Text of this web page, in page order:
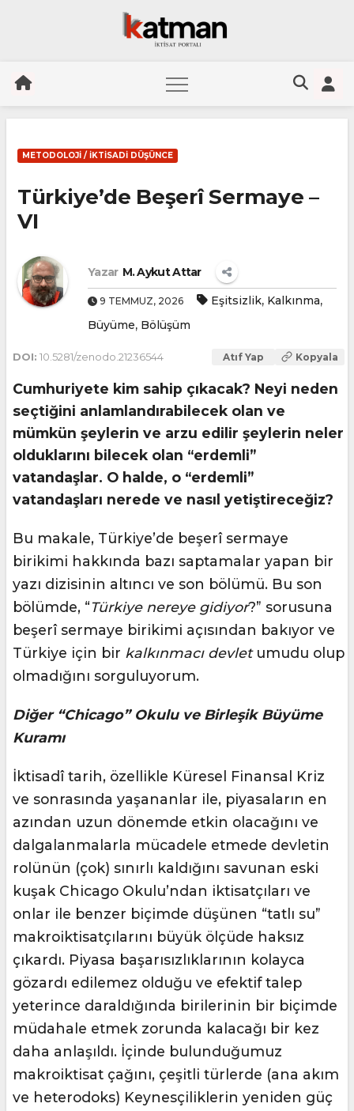
content
METODOLOJI / İKTISADI DÜŞÜNCE
Türkiye’de Beşerî Sermaye –
VI
Yazar M. Aykut Attar
9 TEMMUZ, 2026 Eşitsizlik, Kalkınma,
Büyüme, Bölüşüm
DOI: 10.5281/zenodo.21236544 Atıf Yap Kopyala
Cumhuriyete kim sahip çıkacak? Neyi neden
seçtiğini anlamlandırabilecek olan ve
mümkün şeylerin ve arzu edilir şeylerin neler
olduklarını bilecek olan “erdemli”
vatandaşlar. O halde, o “erdemli”
vatandaşları nerede ve nasıl yetiştireceğiz?
Bu makale, Türkiye’de beşerî sermaye
birikimi hakkında bazı saptamalar yapan bir
yazı dizisinin altıncı ve son bölümü. Bu son
bölümde, “Türkiye nereye gidiyor?” sorusuna
beşerî sermaye birikimi açısından bakıyor ve
Türkiye için bir kalkınmacı devletumudu olup
olmadığını sorguluyorum.
Diğer “Chicago” Okulu ve Birleşik Büyüme
Kuramı
İktisadî tarih, özellikle Küresel Finansal Kriz
ve sonrasında yaşananlar ile, piyasaların en
azından uzun dönemde etkin olacağını ve
dalgalanmalarla mücadele etmede devletin
rolünün (çok) sınırlı kaldığını savunan eski
kuşak Chicago Okulu’ndan iktisatçıları ve
onlar ile benzer biçimde düşünen “tatlı su”
makroiktisatçılarını büyük ölçüde haksız
çıkardı. Piyasa başarısızlıklarının kolayca
gözardı edilemez olduğu ve efektif talep
yeterince daraldığında birilerinin bir biçimde
müdahale etmek zorunda kalacağı bir kez
daha anlaşıldı. İçinde bulunduğumuz
makroiktisat çağını, çeşitli türlerde (ana akım
ve heterodoks) Keynesçiliklerin yeniden güç